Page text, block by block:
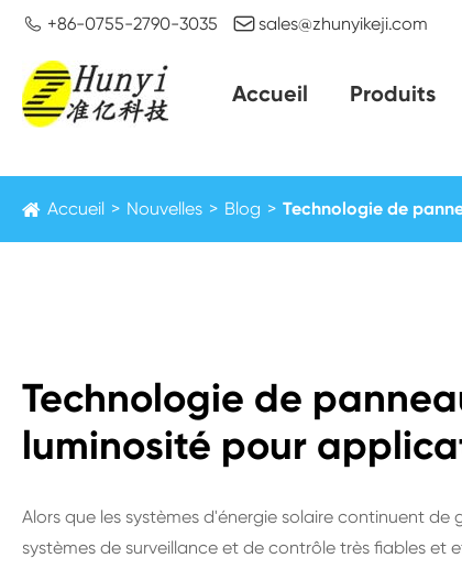
 +86-0755-2790-3035 sales@zhunyikeji.com
Accueil Produits
Accueil Nouvelles Blog Technologie de
Technologie de
luminosité pour
Alors que les systèmes d'énergie solaire continuent
systèmes de surveillance et de contrôle très fiables et